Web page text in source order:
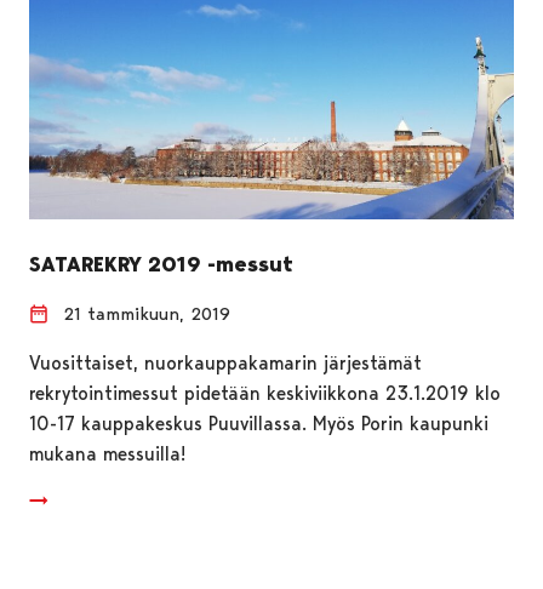
SATAREKRY 2019 -messut
21 tammikuun, 2019
Vuosittaiset, nuorkauppakamarin järjestämät
rekrytointimessut pidetään keskiviikkona 23.1.2019 klo
10-17 kauppakeskus Puuvillassa. Myös Porin kaupunki
mukana messuilla!